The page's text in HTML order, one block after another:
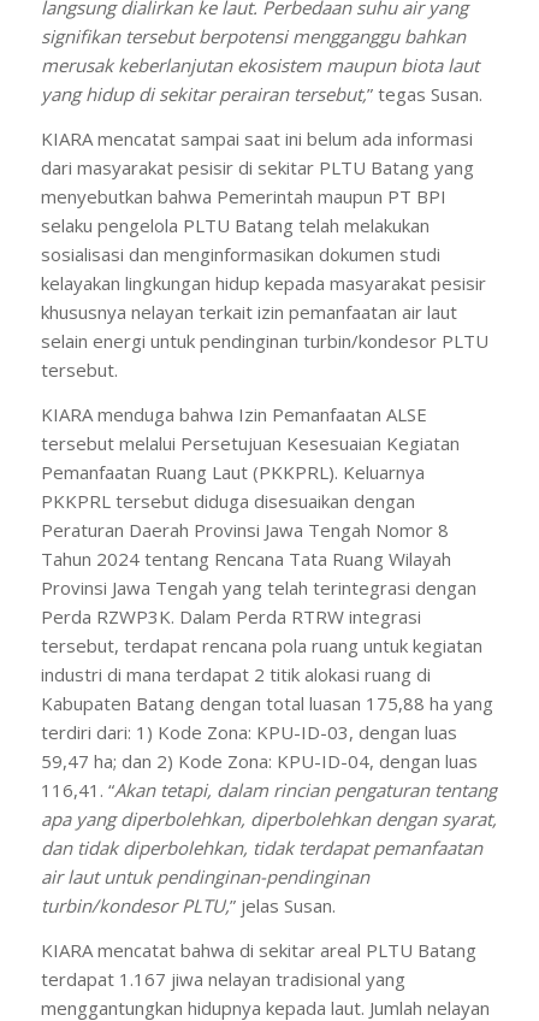
langsung dialirkan ke laut. Perbedaan suhu air yang
signifikan tersebut berpotensi mengganggu bahkan
merusak keberlanjutan ekosistem maupun biota laut
yang hidup di sekitar perairan tersebut,” tegas Susan.
KIARA mencatat sampai saat ini belum ada informasi
dari masyarakat pesisir di sekitar PLTU Batang yang
menyebutkan bahwa Pemerintah maupun PT BPI
selaku pengelola PLTU Batang telah melakukan
sosialisasi dan menginformasikan dokumen studi
kelayakan lingkungan hidup kepada masyarakat pesisir
khususnya nelayan terkait izin pemanfaatan air laut
selain energi untuk pendinginan turbin/kondesor PLTU
tersebut.
KIARA menduga bahwa Izin Pemanfaatan ALSE
tersebut melalui Persetujuan Kesesuaian Kegiatan
Pemanfaatan Ruang Laut (PKKPRL). Keluarnya
PKKPRL tersebut diduga disesuaikan dengan
Peraturan Daerah Provinsi Jawa Tengah Nomor 8
Tahun 2024 tentang Rencana Tata Ruang Wilayah
Provinsi Jawa Tengah yang telah terintegrasi dengan
Perda RZWP3K. Dalam Perda RTRW integrasi
tersebut, terdapat rencana pola ruang untuk kegiatan
industri di mana terdapat 2 titik alokasi ruang di
Kabupaten Batang dengan total luasan 175,88 ha yang
terdiri dari: 1) Kode Zona: KPU-ID-03, dengan luas
59,47 ha; dan 2) Kode Zona: KPU-ID-04, dengan luas
116,41. “Akan tetapi, dalam rincian pengaturan tentang
apa yang diperbolehkan, diperbolehkan dengan syarat,
dan tidak diperbolehkan, tidak terdapat pemanfaatan
air laut untuk pendinginan-pendinginan
turbin/kondesor PLTU,” jelas Susan.
KIARA mencatat bahwa di sekitar areal PLTU Batang
terdapat 1.167 jiwa nelayan tradisional yang
menggantungkan hidupnya kepada laut. Jumlah nelayan